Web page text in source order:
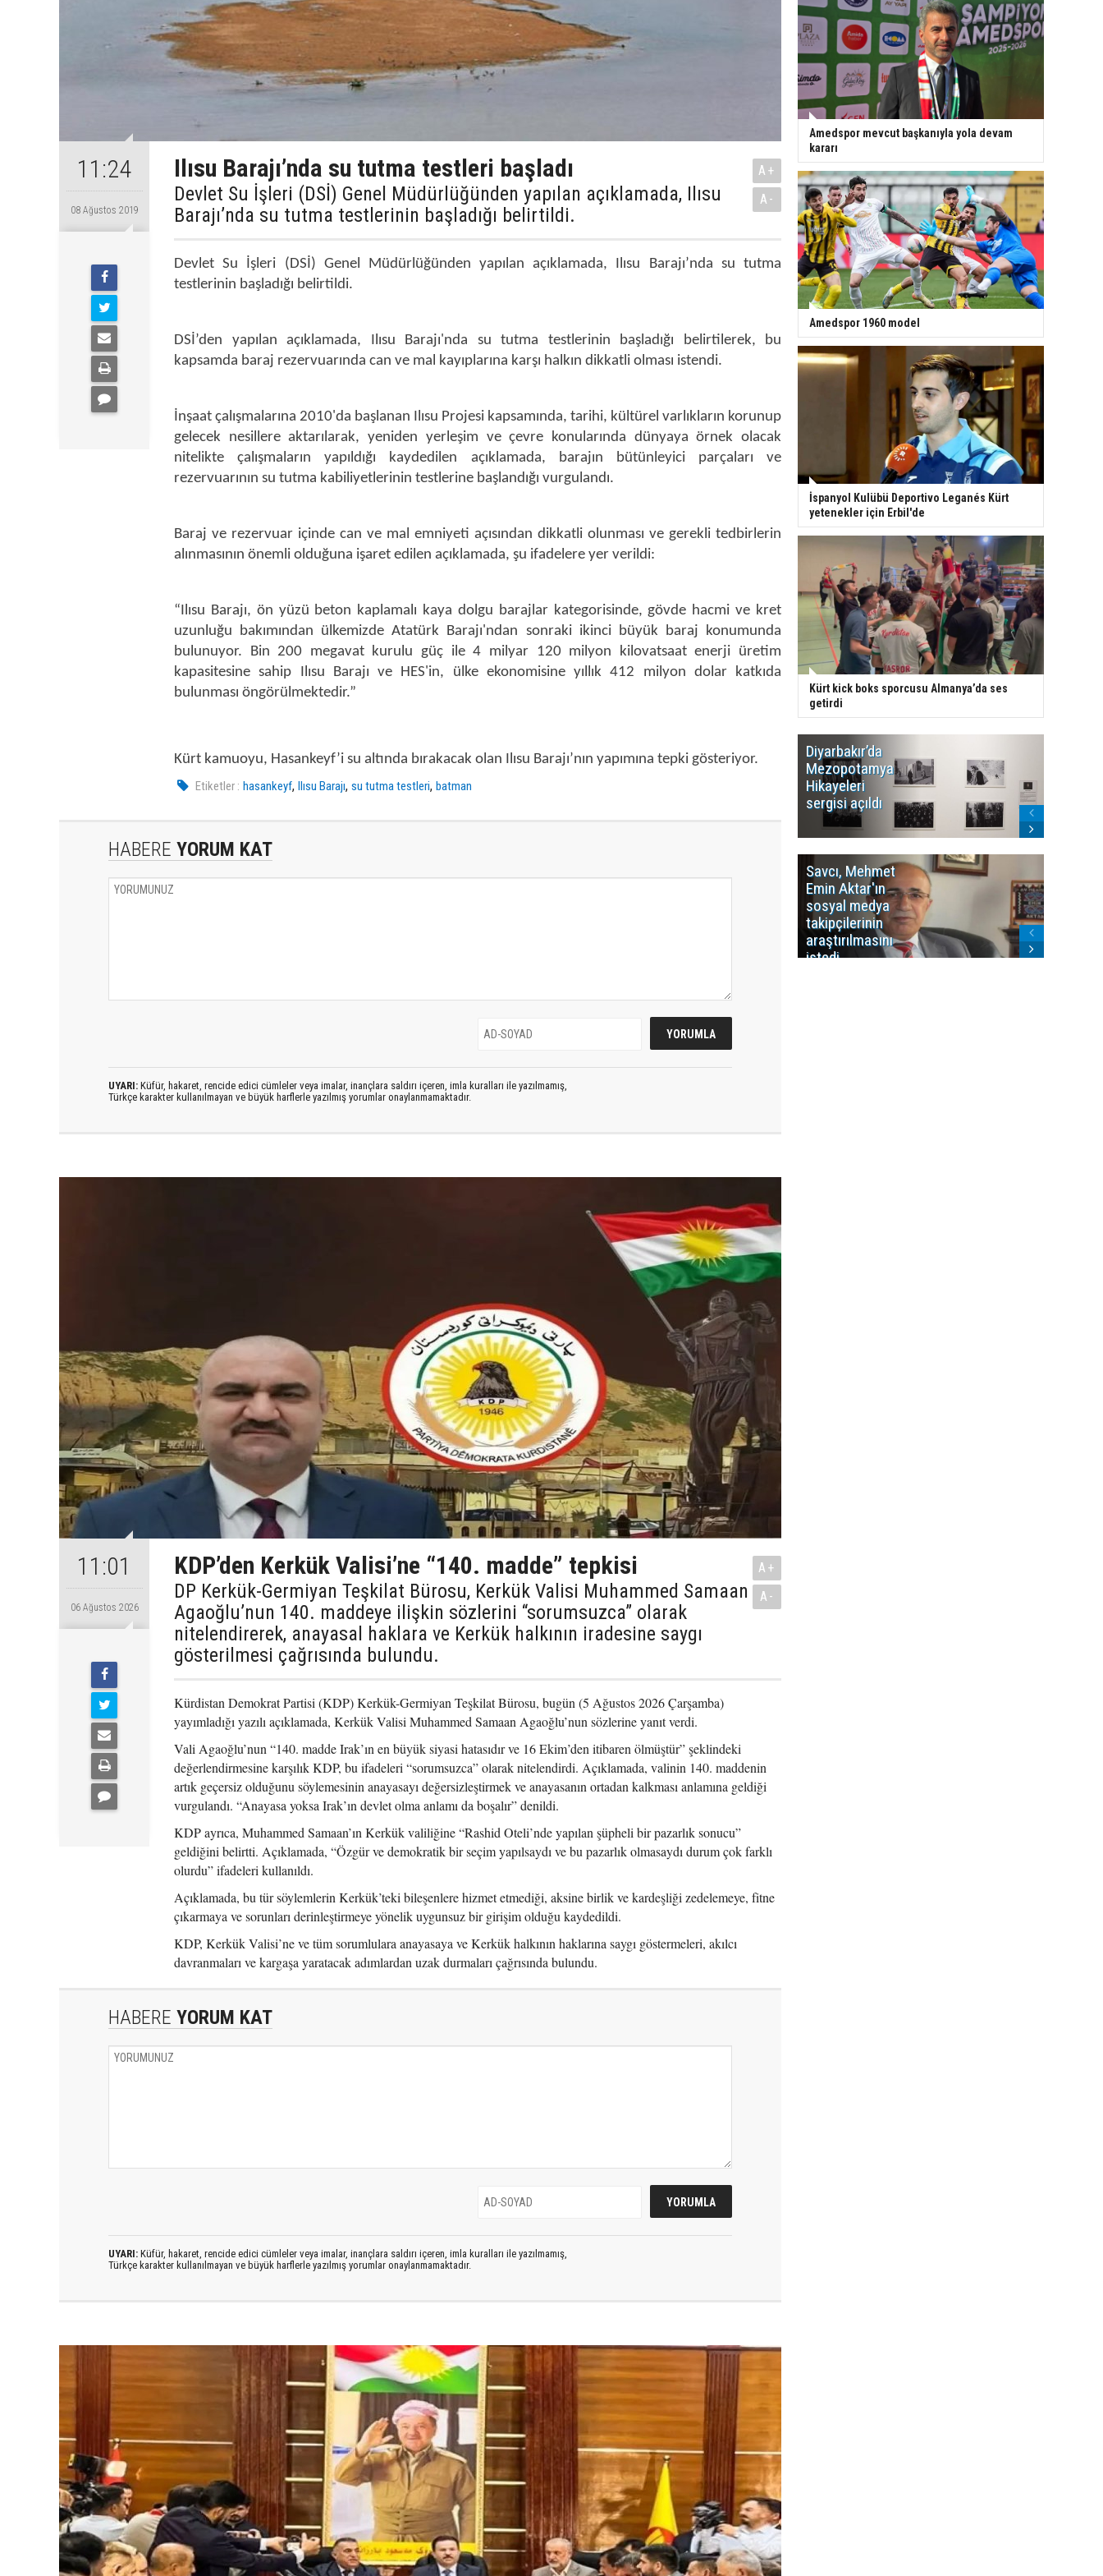
11:24
08 Ağustos 2019
Ilısu Barajı’nda su tutma testleri başladı
Devlet Su İşleri (DSİ) Genel Müdürlüğünden yapılan açıklamada, Ilısu
Barajı’nda su tutma testlerinin başladığı belirtildi.
A+
A-
Devlet Su İşleri (DSİ) Genel Müdürlüğünden yapılan açıklamada, Ilısu Barajı’nda su tutma
testlerinin başladığı belirtildi.
DSİ’den yapılan açıklamada, Ilısu Barajı'nda su tutma testlerinin başladığı belirtilerek, bu
kapsamda baraj rezervuarında can ve mal kayıplarına karşı halkın dikkatli olması istendi.
İnşaat çalışmalarına 2010'da başlanan Ilısu Projesi kapsamında, tarihi, kültürel varlıkların korunup
gelecek nesillere aktarılarak, yeniden yerleşim ve çevre konularında dünyaya örnek olacak
nitelikte çalışmaların yapıldığı kaydedilen açıklamada, barajın bütünleyici parçaları ve
rezervuarının su tutma kabiliyetlerinin testlerine başlandığı vurgulandı.
Baraj ve rezervuar içinde can ve mal emniyeti açısından dikkatli olunması ve gerekli tedbirlerin
alınmasının önemli olduğuna işaret edilen açıklamada, şu ifadelere yer verildi:
“Ilısu Barajı, ön yüzü beton kaplamalı kaya dolgu barajlar kategorisinde, gövde hacmi ve kret
uzunluğu bakımından ülkemizde Atatürk Barajı'ndan sonraki ikinci büyük baraj konumunda
bulunuyor. Bin 200 megavat kurulu güç ile 4 milyar 120 milyon kilovatsaat enerji üretim
kapasitesine sahip Ilısu Barajı ve HES'in, ülke ekonomisine yıllık 412 milyon dolar katkıda
bulunması öngörülmektedir.”
Kürt kamuoyu, Hasankeyf’i su altında bırakacak olan Ilısu Barajı’nın yapımına tepki gösteriyor.
Etiketler : hasankeyf,Ilısu Barajı,su tutma testleri,batman
HABERE YORUM KAT
UYARI: Küfür, hakaret, rencide edici cümleler veya imalar, inançlara saldırı içeren, imla kuralları ile yazılmamış,
Türkçe karakter kullanılmayan ve büyük harflerle yazılmış yorumlar onaylanmamaktadır.
11:01
06 Ağustos 2026
KDP’den Kerkük Valisi’ne “140. madde” tepkisi
DP Kerkük-Germiyan Teşkilat Bürosu, Kerkük Valisi Muhammed Samaan
Agaoğlu’nun 140. maddeye ilişkin sözlerini “sorumsuzca” olarak
nitelendirerek, anayasal haklara ve Kerkük halkının iradesine saygı
gösterilmesi çağrısında bulundu.
A+
A-
Kürdistan Demokrat Partisi (KDP) Kerkük-Germiyan Teşkilat Bürosu, bugün (5 Ağustos 2026 Çarşamba)
yayımladığı yazılı açıklamada, Kerkük Valisi Muhammed Samaan Agaoğlu’nun sözlerine yanıt verdi.
Vali Agaoğlu’nun “140. madde Irak’ın en büyük siyasi hatasıdır ve 16 Ekim’den itibaren ölmüştür” şeklindeki
değerlendirmesine karşılık KDP, bu ifadeleri “sorumsuzca” olarak nitelendirdi. Açıklamada, valinin 140. maddenin
artık geçersiz olduğunu söylemesinin anayasayı değersizleştirmek ve anayasanın ortadan kalkması anlamına geldiği
vurgulandı. “Anayasa yoksa Irak’ın devlet olma anlamı da boşalır” denildi.
KDP ayrıca, Muhammed Samaan’ın Kerkük valiliğine “Rashid Oteli’nde yapılan şüpheli bir pazarlık sonucu”
geldiğini belirtti. Açıklamada, “Özgür ve demokratik bir seçim yapılsaydı ve bu pazarlık olmasaydı durum çok farklı
olurdu” ifadeleri kullanıldı.
Açıklamada, bu tür söylemlerin Kerkük’teki bileşenlere hizmet etmediği, aksine birlik ve kardeşliği zedelemeye, fitne
çıkarmaya ve sorunları derinleştirmeye yönelik uygunsuz bir girişim olduğu kaydedildi.
KDP, Kerkük Valisi’ne ve tüm sorumlulara anayasaya ve Kerkük halkının haklarına saygı göstermeleri, akılcı
davranmaları ve kargaşa yaratacak adımlardan uzak durmaları çağrısında bulundu.
HABERE YORUM KAT
UYARI: Küfür, hakaret, rencide edici cümleler veya imalar, inançlara saldırı içeren, imla kuralları ile yazılmamış,
Türkçe karakter kullanılmayan ve büyük harflerle yazılmış yorumlar onaylanmamaktadır.
Amedspor mevcut başkanıyla yola devam
kararı
Amedspor 1960 model
İspanyol Kulübü Deportivo Leganés Kürt
yetenekler için Erbil'de
Kürt kick boks sporcusu Almanya’da ses
getirdi
Diyarbakır’da
Mezopotamya
Hikayeleri
sergisi açıldı
Savcı, Mehmet
Emin Aktar'ın
sosyal medya
takipçilerinin
araştırılmasını
istedi